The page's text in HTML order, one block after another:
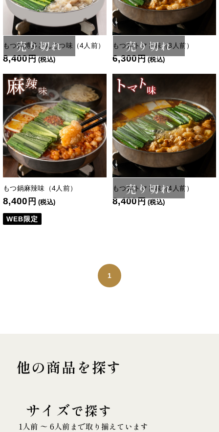
売り切れ
もつ鍋博多とんこつ味（4人前）
8,400円 (税込)
売り切れ
もつ鍋トマト味（3人前）
6,300円 (税込)
もつ鍋麻辣味（4人前）
8,400 円 (税込)
WEB限定
売り切れ
もつ鍋トマト味（4人前）
8,400円 (税込)
1
他の商品を探す
サイズで探す
1人前 〜 6人前まで取り揃えています